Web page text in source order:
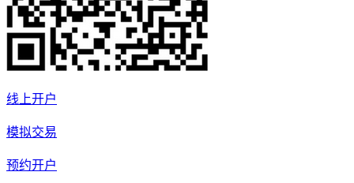
线上开户
模拟交易
预约开户